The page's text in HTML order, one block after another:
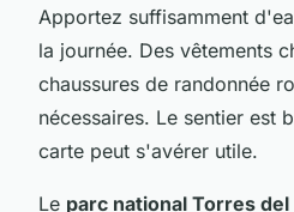
Apportez suffisamment
la journée. Des vêtements
chaussures de randonnée
nécessaires. Le sentier est
carte peut s'avérer utile.
Le parc national Torres del